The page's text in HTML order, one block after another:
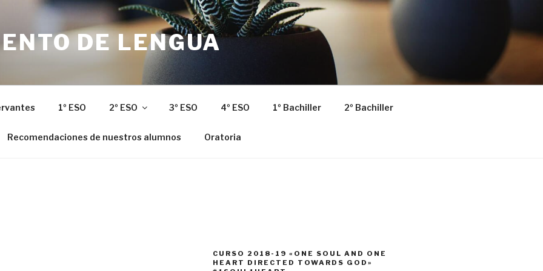
DE LENGUA
1º ESO 2º ESO 3º ESO 4º ESO 1º Bachiller 2º Bachiller
Recomendaciones de nuestros alumnos Oratoria
CURSO 2018-19 «ONE SOUL AND ONE
HEART DIRECTED TOWARDS GOD»